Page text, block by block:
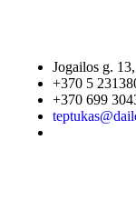
Jogailos g.
+370 5
+370 699